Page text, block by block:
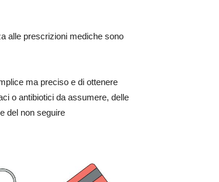
alle prescrizioni mediche sono
ma preciso e di ottenere
o antibiotici da assumere, delle
del non seguire